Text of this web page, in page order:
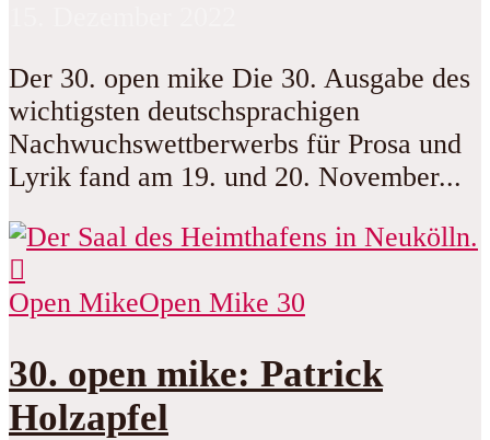
Der 30. open mike Die 30. Ausgabe des
wichtigsten deutschsprachigen
Nachwuchswettberwerbs für Prosa und
Lyrik fand am 19. und 20. November...
Open MikeOpen Mike 30
30. open mike: Patrick
Holzapfel